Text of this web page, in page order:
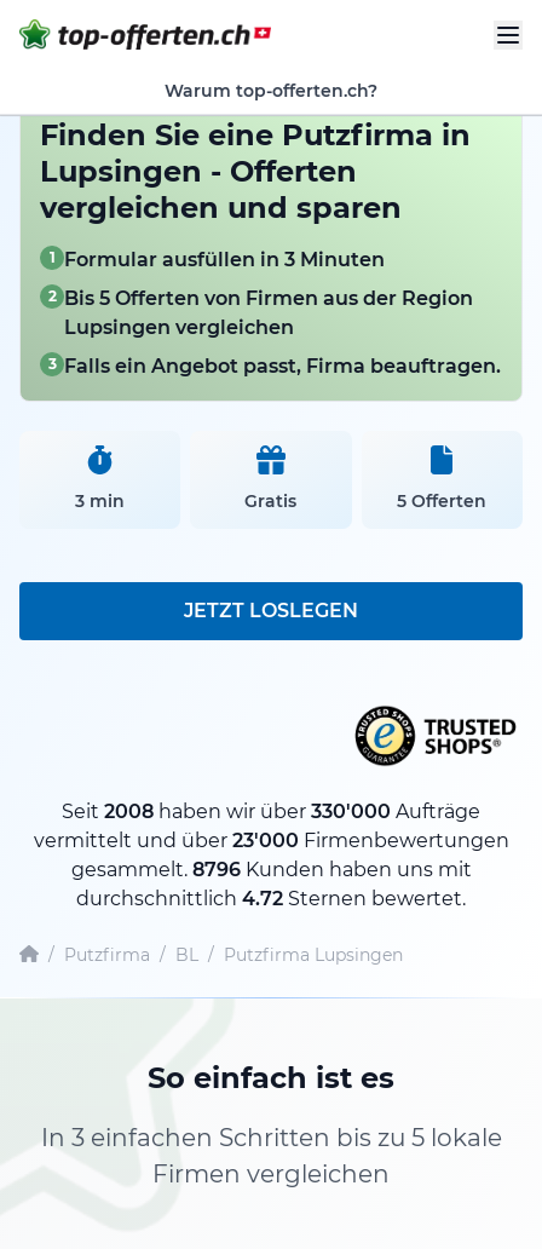
Warum top-offerten.ch?
Finden Sie eine Putzfirma in
Lupsingen - Offerten
vergleichen und sparen
1 Formular ausfüllen in 3 Minuten
2 Bis 5 Offerten von Firmen aus der Region
Lupsingen vergleichen
3 Falls ein Angebot passt, Firma beauftragen.
3 min Gratis 5 Offerten
JETZT LOSLEGEN
Seit 2008 haben wir über 330'000 Aufträge
vermittelt und über 23'000 Firmenbewertungen
gesammelt. 8796Kunden haben uns mit
durchschnittlich 4.72 Sternen bewertet.
/ Putzfirma / BL / Putzfirma Lupsingen
So einfach ist es
In 3 einfachen Schritten bis zu 5 lokale
Firmen vergleichen